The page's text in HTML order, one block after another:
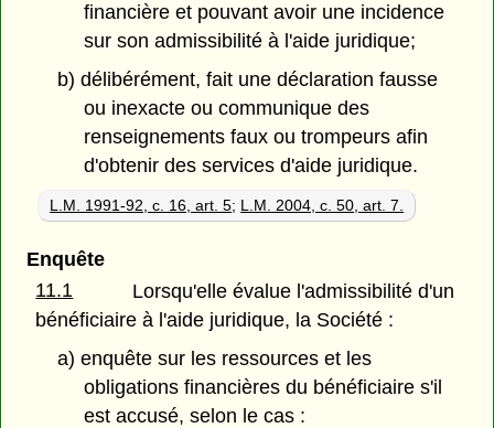
financière et pouvant avoir une incidence
sur son admissibilité à l'aide juridique;
b) délibérément, fait une déclaration fausse
ou inexacte ou communique des
renseignements faux ou trompeurs afin
d'obtenir des services d'aide juridique.
L.M. 1991-92, c. 16, art. 5; L.M. 2004, c. 50, art. 7.
Enquête
11.1
Lorsqu'elle évalue l'admissibilité d'un
bénéficiaire à l'aide juridique, la Société :
a) enquête sur les ressources et les
obligations financières du bénéficiaire s'il
est accusé, selon le cas :